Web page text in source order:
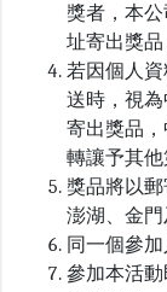
獎者，本
址寄出獎品
若因個人
送時，視
寄出獎品
轉讓予其他
獎品將以
澎湖、金門
同一個參
參加本活